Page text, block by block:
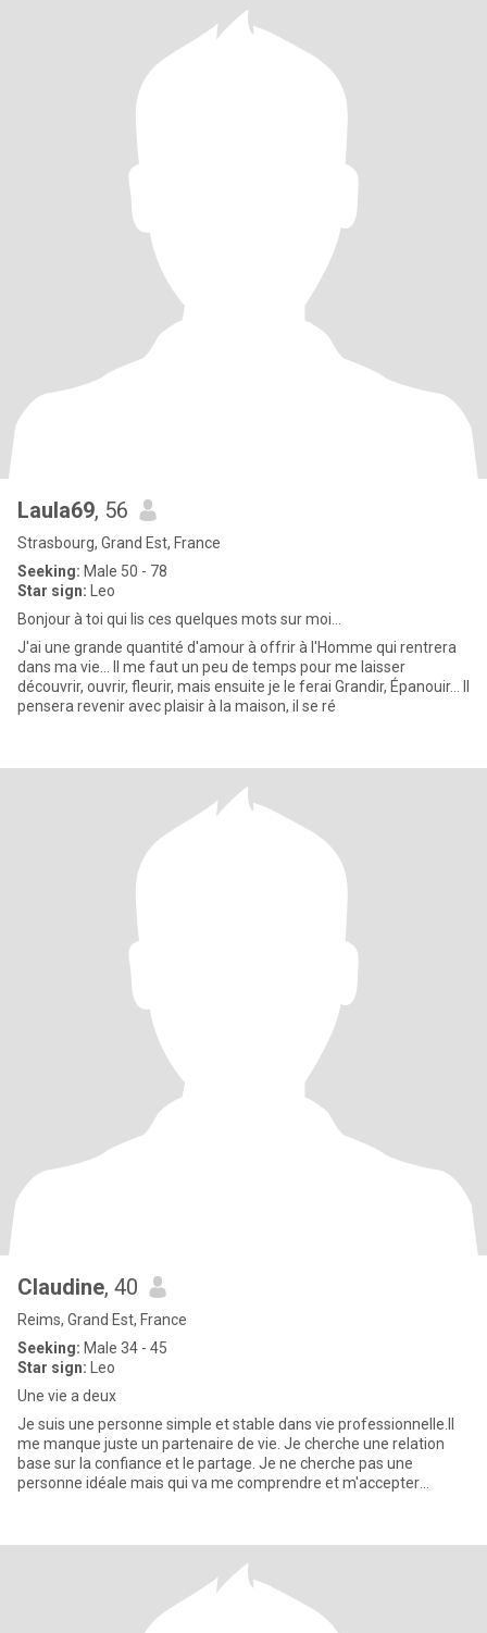
Laula69, 56
Strasbourg, Grand Est, France
Seeking: Male 50 - 78
Star sign: Leo
Bonjour à toi qui lis ces quelques mots sur moi...
J'ai une grande quantité d'amour à offrir à l'Homme qui rentrera
dans ma vie... Il me faut un peu de temps pour me laisser
découvrir, ouvrir, fleurir, mais ensuite je le ferai Grandir, Épanouir... Il
pensera revenir avec plaisir à la maison, il se ré
Claudine, 40
Reims, Grand Est, France
Seeking: Male 34 - 45
Star sign: Leo
Une vie a deux
Je suis une personne simple et stable dans vie professionnelle.Il
me manque juste un partenaire de vie. Je cherche une relation
base sur la confiance et le partage. Je ne cherche pas une
personne idéale mais qui va me comprendre et m'accepter